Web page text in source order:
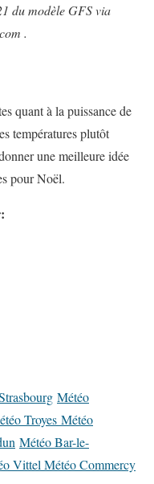
du modèle GFS via
.
quant à la puissance de
températures plutôt
une meilleure idée
pour Noël.
Météo
Troyes Météo
Météo Bar-le-
Vittel Météo Commercy